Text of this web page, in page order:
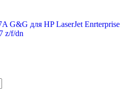
G&G для HP LaserJet Enrterprise
z/f/dn